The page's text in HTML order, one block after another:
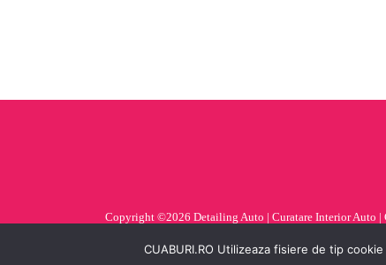
Copyright ©2026 Detailing Auto | Curatare Interior Auto |
CUABURI.RO Utilizeaza fisiere de tip